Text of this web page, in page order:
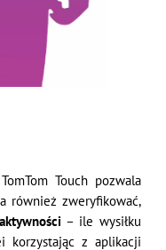
Touch pozwala
również zweryfikować,
– ile wysiłku
korzystając z aplikacji